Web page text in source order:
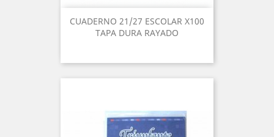
CUADERNO 21/27 ESCOLAR X100
TAPA DURA RAYADO